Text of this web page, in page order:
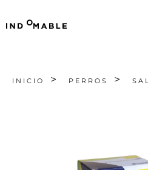
INICIO PERROS